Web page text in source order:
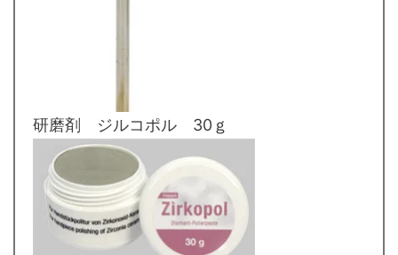
研磨剤 ジルコポル 30ｇ